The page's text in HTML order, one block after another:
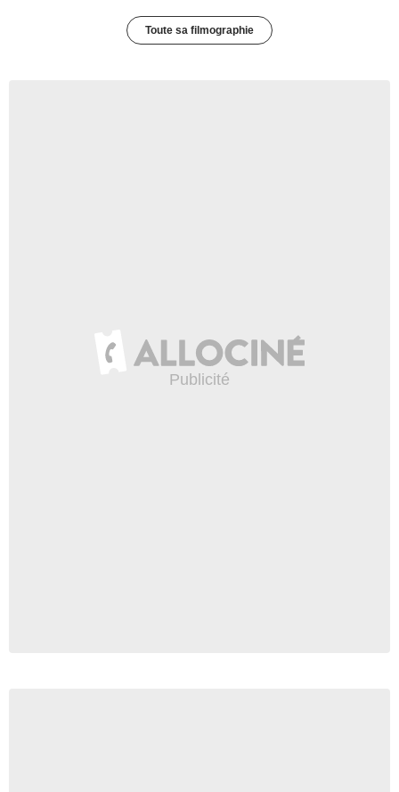
Toute sa filmographie